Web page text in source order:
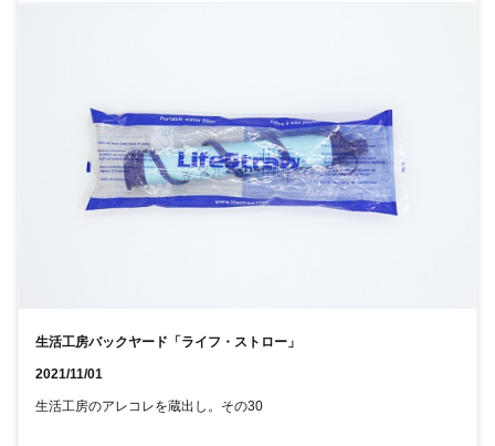
生活工房バックヤード「ライフ・ストロー」
2021/11/01
生活工房のアレコレを蔵出し。その30